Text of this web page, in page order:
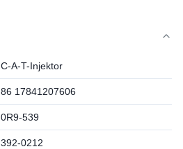
C-A-T-Injektor
86 17841207606
0R9-539
392-0212